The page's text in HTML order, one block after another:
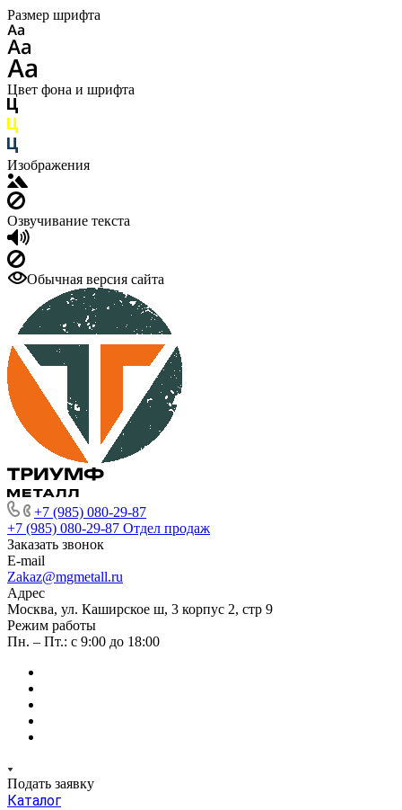
Размер шрифта
Цвет фона и шрифта
Изображения
Озвучивание текста
Обычная версия сайта
+7 (985) 080-29-87
+7 (985) 080-29-87 Отдел продаж
Заказать звонок
E-mail
Zakaz@mgmetall.ru
Адрес
Москва, ул. Каширское ш, 3 корпус 2, стр 9
Режим работы
Пн. – Пт.: с 9:00 до 18:00
Подать заявку
Каталог